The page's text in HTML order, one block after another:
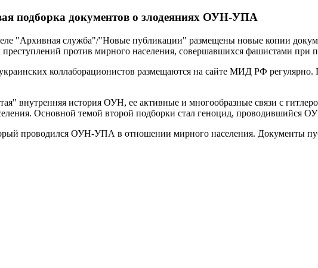
подборка документов о злодеяниях ОУН-УПА
"Архивная служба"/"Новые публикации" размещены новые копии
против мирного населения, совершавшихся фашистами
коллаборационистов размещаются на сайте МИД РФ
внутренняя история ОУН, ее активные и многообразные связи с
Основной темой второй подборки стал геноцид,
проводился ОУН-УПА в отношении мирного населения. Документы